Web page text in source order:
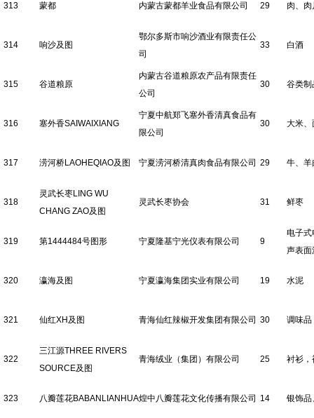
313 蒙都 内蒙古蒙都羊业食品有限公司 29 肉、
314 响沙及图
鄂尔多斯市响沙酒业有限责任公
司
33 白酒
315 谷道粮原
内蒙古谷道粮原农产品有限责任
公司
30 谷类制
316 塞外香SAIWAIXIANG
宁夏中航郑飞塞外香清真食品有
限公司
30 大米、
317 涝河桥LAOHEQIAO及图 宁夏涝河桥清真肉食品有限公司 29 牛、羊
318
灵武长枣LING WU
CHANG ZAO及图
灵武长枣协会 31 鲜枣
319 第1444484号图形 宁夏隆基宁光仪表有限公司 9
电子式
声表面
320 瀛海及图 宁夏瀛海集团实业有限公司 19 水泥
321 仙红XH及图 青海仙红辣椒开发集团有限公司 30 调味品
322
三江源THREE RIVERS
SOURCE及图
青海绒业（集团）有限公司 25 衬衫，
323 八瓣莲花BABANLIANHUA煌中八瓣莲花文化传播有限公司 14 银饰品